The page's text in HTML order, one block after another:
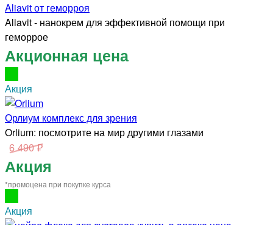
Aliavit от геморроя
Aliavit - нанокрем для эффективной помощи при
геморрое
Акционная цена
Акция
Орлиум комплекс для зрения
Orlium: посмотрите на мир другими глазами
6 490 ₽
Акция
*промоцена при покупке курса
Акция